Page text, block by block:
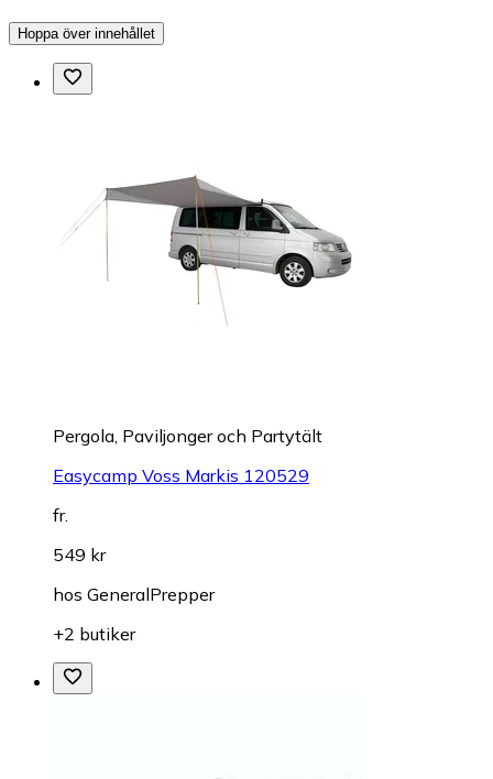
Hoppa över innehållet
Pergola, Paviljonger och Partytält
Easycamp Voss Markis 120529
fr.
549 kr
hos GeneralPrepper
+2 butiker